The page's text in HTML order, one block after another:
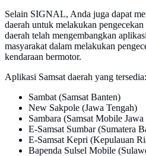
Selain SIGNAL, Anda juga dapat
daerah untuk melakukan
daerah telah mengembangkan
masyarakat dalam melakukan
kendaraan bermotor.
Aplikasi Samsat daerah yang tersedia:
Sambat (Samsat Banten)
New Sakpole (Jawa Tengah)
Sambara (Samsat Mobile
E-Samsat Sumbar (Sumatera
E-Samsat Kepri (Kepulauan
Bapenda Sulsel Mobile